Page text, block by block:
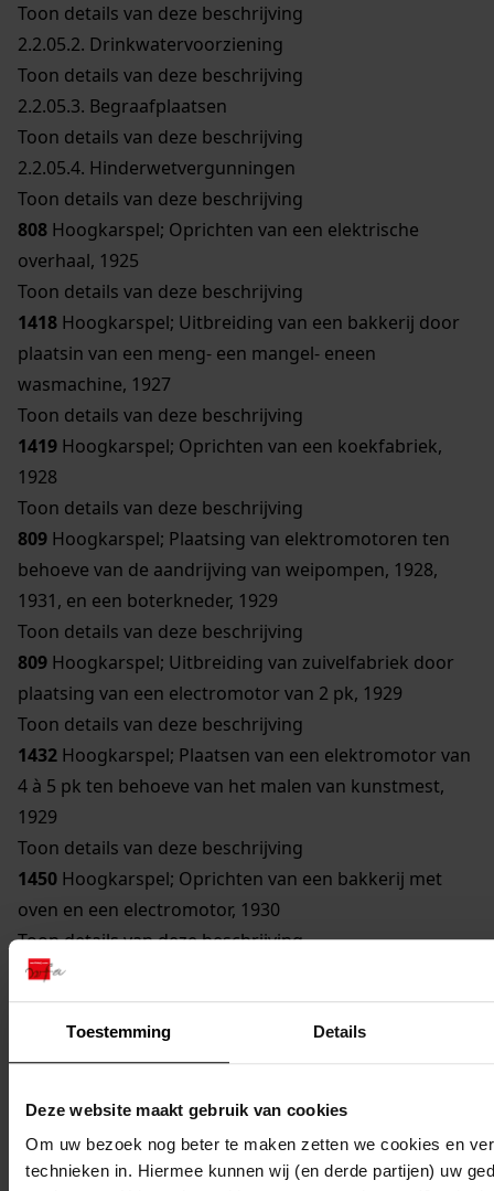
Toestemming Details
Deze website maakt gebruik van cookies
Om uw bezoek nog beter te maken zetten we cookies en
technieken in. Hiermee kunnen wij (en derde partijen) uw
Toon details van deze beschrijving
2.2.05.2. Drinkwatervoorziening
Toon details van deze beschrijving
2.2.05.3. Begraafplaatsen
Toon details van deze beschrijving
2.2.05.4. Hinderwetvergunningen
Toon details van deze beschrijving
808 Hoogkarspel; Oprichten van een elektrische
overhaal, 1925
Toon details van deze beschrijving
1418 Hoogkarspel; Uitbreiding van een bakkerij door
plaatsin van een meng- een mangel- eneen
wasmachine, 1927
Toon details van deze beschrijving
1419 Hoogkarspel; Oprichten van een koekfabriek,
1928
Toon details van deze beschrijving
809 Hoogkarspel; Plaatsing van elektromotoren ten
behoeve van de aandrijving van weipompen, 1928,
1931, en een boterkneder, 1929
Toon details van deze beschrijving
809 Hoogkarspel; Uitbreiding van zuivelfabriek door
plaatsing van een electromotor van 2 pk, 1929
Toon details van deze beschrijving
1432 Hoogkarspel; Plaatsen van een elektromotor van
4 à 5 pk ten behoeve van het malen van kunstmest,
1929
Toon details van deze beschrijving
1450 Hoogkarspel; Oprichten van een bakkerij met
oven en een electromotor, 1930
Toon details van deze beschrijving
809Hoogkarspel; Uitbreiding van zuivelfabriek door
plaatsing van twee electromotoren van 3 en 1,5 pk,
Toon details van deze beschrijving
1425 Hoogkarspel; Oprichten van een pompstation